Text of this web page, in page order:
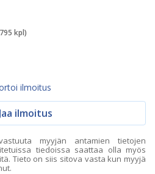
kpl)
ilmoitus
Jaa ilmoitus
myyjän antamien tietojen
tiedoissa saattaa olla myös
Tieto on siis sitova vasta kun myyjä